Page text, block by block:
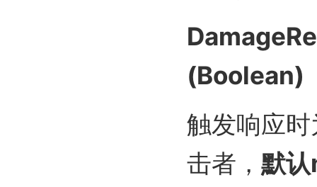
(Boolean)
触发响应
击者， 默